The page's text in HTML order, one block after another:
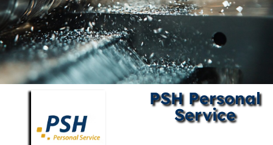
PSH Personal
Service